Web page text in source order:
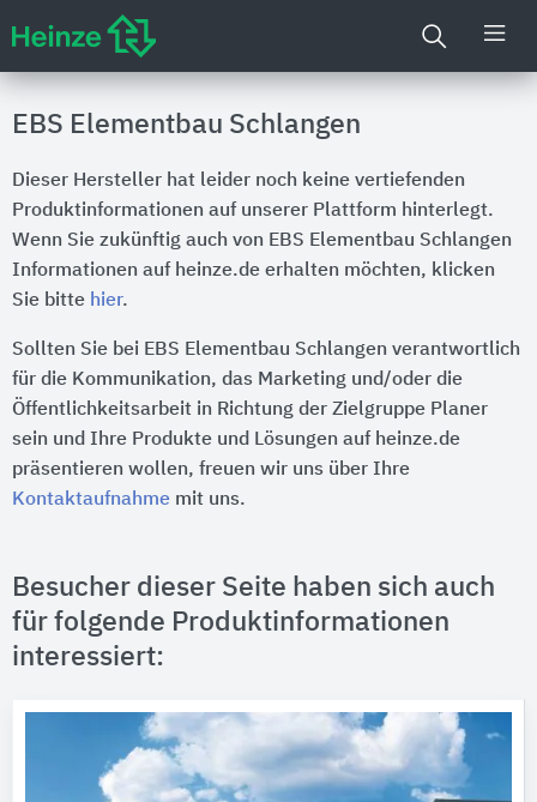
EBS Elementbau Schlangen
Dieser Hersteller hat leider noch keine vertiefenden
Produktinformationen auf unserer Plattform hinterlegt.
Wenn Sie zukünftig auch von EBS Elementbau Schlangen
Informationen auf heinze.de erhalten möchten, klicken
Sie bitte hier.
Sollten Sie bei EBS Elementbau Schlangen verantwortlich
für die Kommunikation, das Marketing und/oder die
Öffentlichkeitsarbeit in Richtung der Zielgruppe Planer
sein und Ihre Produkte und Lösungen auf heinze.de
präsentieren wollen, freuen wir uns über Ihre
Kontaktaufnahme mit uns.
Besucher dieser Seite haben sich auch
für folgende Produktinformationen
interessiert: